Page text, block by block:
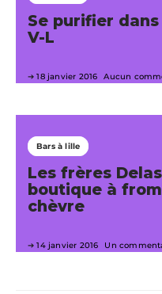
Se purifier
V-L
18 janvier 2016 Aucun
Bars à lille
Les frères
boutique à
chèvre
14 janvier 2016 Un